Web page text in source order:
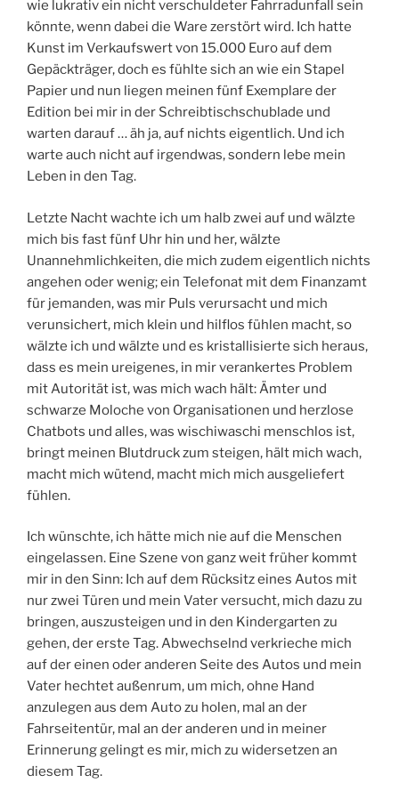
wie lukrativ ein nicht verschuldeter Fahrradunfall sein
könnte, wenn dabei die Ware zerstört wird. Ich hatte
Kunst im Verkaufswert von 15.000 Euro auf dem
Gepäckträger, doch es fühlte sich an wie ein Stapel
Papier und nun liegen meinen fünf Exemplare der
Edition bei mir in der Schreibtischschublade und
warten darauf … äh ja, auf nichts eigentlich. Und ich
warte auch nicht auf irgendwas, sondern lebe mein
Leben in den Tag.
Letzte Nacht wachte ich um halb zwei auf und wälzte
mich bis fast fünf Uhr hin und her, wälzte
Unannehmlichkeiten, die mich zudem eigentlich nichts
angehen oder wenig; ein Telefonat mit dem Finanzamt
für jemanden, was mir Puls verursacht und mich
verunsichert, mich klein und hilflos fühlen macht, so
wälzte ich und wälzte und es kristallisierte sich heraus,
dass es mein ureigenes, in mir verankertes Problem
mit Autorität ist, was mich wach hält: Ämter und
schwarze Moloche von Organisationen und herzlose
Chatbots und alles, was wischiwaschi menschlos ist,
bringt meinen Blutdruck zum steigen, hält mich wach,
macht mich wütend, macht mich mich ausgeliefert
fühlen.
Ich wünschte, ich hätte mich nie auf die Menschen
eingelassen. Eine Szene von ganz weit früher kommt
mir in den Sinn: Ich auf dem Rücksitz eines Autos mit
nur zwei Türen und mein Vater versucht, mich dazu zu
bringen, auszusteigen und in den Kindergarten zu
gehen, der erste Tag. Abwechselnd verkrieche mich
auf der einen oder anderen Seite des Autos und mein
Vater hechtet außenrum, um mich, ohne Hand
anzulegen aus dem Auto zu holen, mal an der
Fahrseitentür, mal an der anderen und in meiner
Erinnerung gelingt es mir, mich zu widersetzen an
diesem Tag.